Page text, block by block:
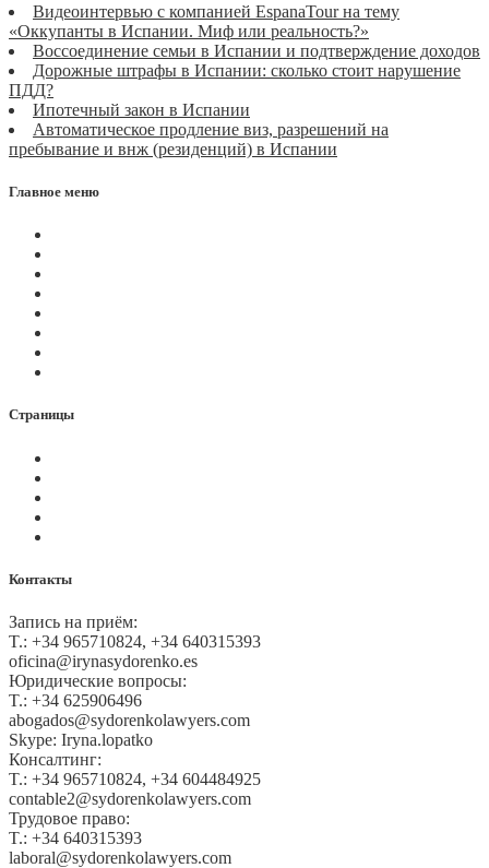
Видеоинтервью с компанией EspanaTour на тему
«Оккупанты в Испании. Миф или реальность?»
Воссоединение семьи в Испании и подтверждение доходов
Дорожные штрафы в Испании: сколько стоит нарушение
ПДД?
Ипотечный закон в Испании
Автоматическое продление виз, разрешений на
пребывание и внж (резиденций) в Испании
Главное меню
Страницы
Контакты
Запись на приём:
T.: +34 965710824, +34 640315393
oficina@irynasydorenko.es
Юридические вопросы:
T.: +34 625906496
abogados@sydorenkolawyers.com
Skype: Iryna.lopatko
Консалтинг:
T.: +34 965710824, +34 604484925
contable2@sydorenkolawyers.com
Трудовое право:
T.: +34 640315393
laboral@sydorenkolawyers.com